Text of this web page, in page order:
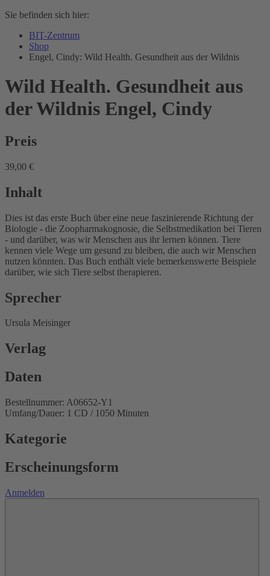
Sie befinden sich hier:
BIT-Zentrum
Shop
Engel, Cindy: Wild Health. Gesundheit aus der Wildnis
Wild Health. Gesundheit aus
der Wildnis Engel, Cindy
Preis
39,00 €
Inhalt
Dies ist das erste Buch über eine neue faszinierende Richtung der
Biologie - die Zoopharmakognosie, die Selbstmedikation bei Tieren
- und darüber, was wir Menschen aus ihr lernen können. Tiere
kennen viele Wege um gesund zu bleiben, die auch wir Menschen
nutzen könnten. Das Buch enthält viele bemerkenswerte Beispiele
darüber, wie sich Tiere selbst therapieren.
Sprecher
Ursula Meisinger
Verlag
Daten
Bestellnummer: A06652-Y1
Umfang/Dauer: 1 CD / 1050 Minuten
Kategorie
Erscheinungsform
Anmelden